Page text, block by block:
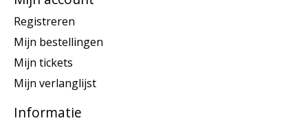
Registreren
Mijn bestellingen
Mijn tickets
Mijn verlanglijst
Informatie